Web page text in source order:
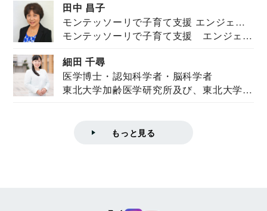
田中 昌子
モンテッソーリで子育て支援 エンジェル
ズハウス研究所所長
モンテッソーリで子育て支援 エンジェル
細田 千尋
医学博士・認知科学者・脳科学者
東北大学加齢医学研究所及び、東北大学大
もっと見る